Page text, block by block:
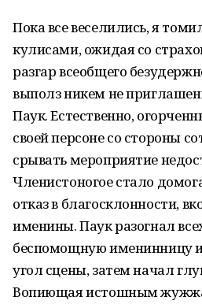
Пока все веселились, я
кулисами, ожидая со
разгар всеобщего
выполз никем не
Паук. Естественно,
своей персоне со стороны
срывать мероприятие
Членистоногое стало
отказ в благосклонности,
именины. Паук разогнал
беспомощную именинницу и
угол сцены, затем начал
Вопиющая истошным